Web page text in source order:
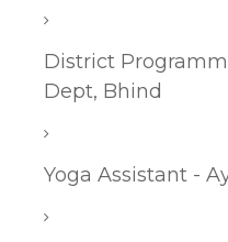
District
Dept, Bhind
Yoga Assistant -